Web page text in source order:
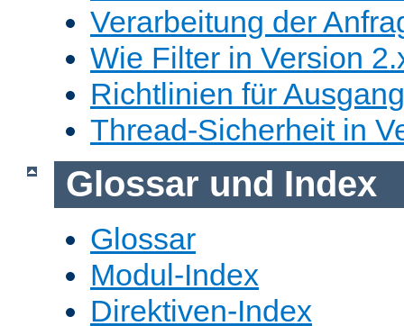
Verarbeitung der
Wie Filter in Version
Richtlinien für
Thread-Sicherheit in
Glossar und Index
Glossar
Modul-Index
Direktiven-Index